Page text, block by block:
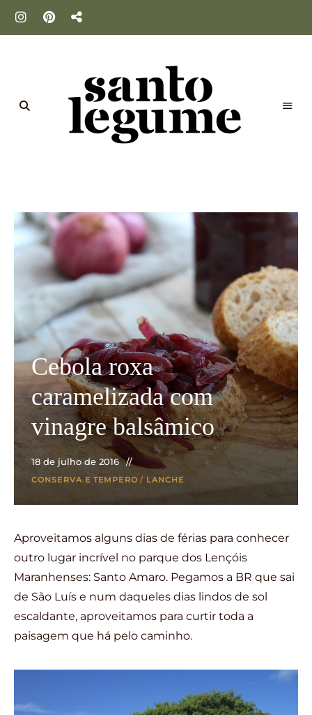
Legume
Cebola roxa
caramelizada com
vinagre balsâmico
18 de julho de 2016
CONSERVA E TEMPERO / LANCHE
Aproveitamos alguns dias de férias para conhecer
outro lugar incrível no parque dos Lençóis
Maranhenses: Santo Amaro. Pegamos a BR que sai
de São Luís e num daqueles dias lindos de sol
escaldante, aproveitamos para curtir toda a
paisagem que há pelo caminho.